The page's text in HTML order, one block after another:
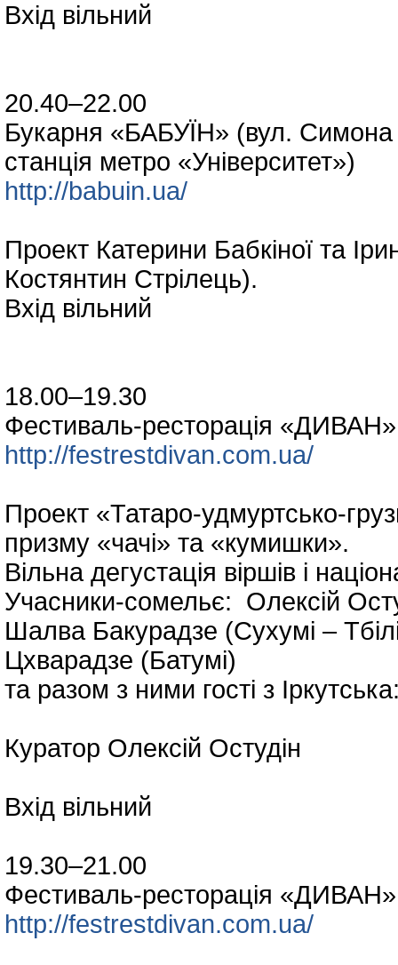
Вхід вільний
20.40–22.00
Букарня «БАБУЇН» (вул.
станція метро «Університет»)
http://babuin.ua/
Проект Катерини Бабкіної та
Костянтин Стрілець).
Вхід вільний
18.00–19.30
Фестиваль-ресторація
http://festrestdivan.com.ua/
Проект «Татаро-удмуртсько-
призму «чачі» та «кумишки».
Вільна дегустація віршів і
Учасники-сомельє: Олексій
Шалва Бакурадзе (Сухумі –
Цхварадзе (Батумі)
та разом з ними гості з
Куратор Олексій Остудін
Вхід вільний
19.30–21.00
Фестиваль-ресторація
http://festrestdivan.com.ua/